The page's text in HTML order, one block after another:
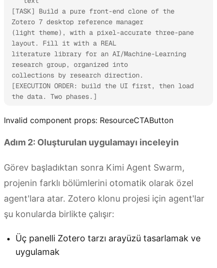
[TASK] Build a pure front-end clone of the
Zotero 7 desktop reference manager
(light theme), with a pixel-accurate three-pane
layout. Fill it with a REAL
literature library for an AI/Machine-Learning
research group, organized into
collections by research direction.
[EXECUTION ORDER: build the UI first, then load
the data. Two phases.]
Invalid component props: ResourceCTAButton
Adım 2: Oluşturulan uygulamayı inceleyin
Görev başladıktan sonra Kimi Agent Swarm,
projenin farklı bölümlerini otomatik olarak özel
agent'lara atar. Zotero klonu projesi için agent'lar
şu konularda birlikte çalışır:
Üç panelli Zotero tarzı arayüzü tasarlamak ve
uygulamak